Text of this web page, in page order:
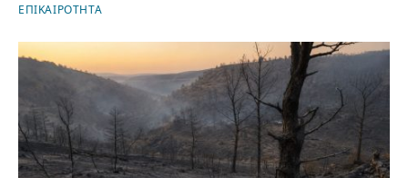
ΕΠΙΚΑΙΡΟΤΗΤΑ